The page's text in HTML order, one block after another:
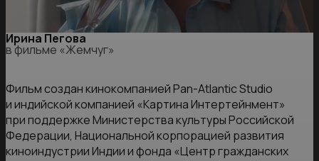
Ирина Пегова
в фильме «Жемчуг»
Фильм создан кинокомпанией Pan-Atlantic Studio
и индийской компанией «Картина Интертейнмент»
при поддержке Министерства культуры Российской
Федерации, Национальной корпорацией развития
киноиндустрии Индии и фонда «Центр гражданских